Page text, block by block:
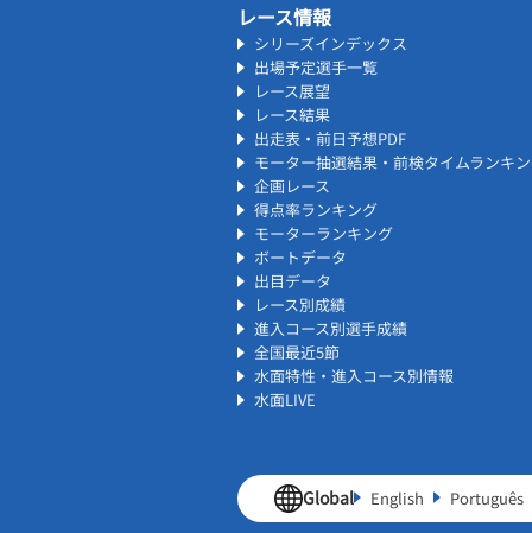
レース情報
シリーズインデックス
出場予定選手一覧
レース展望
レース結果
出走表・前日予想PDF
モーター抽選結果・前検タイムランキ
企画レース
得点率ランキング
モーターランキング
ボートデータ
出目データ
レース別成績
進入コース別選手成績
全国最近5節
水面特性・進入コース別情報
水面LIVE
Global English Português